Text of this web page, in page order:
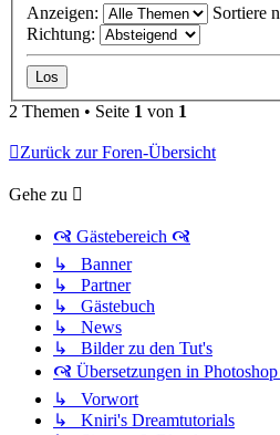
Anzeigen:
Sortiere
Richtung:
2 Themen • Seite 1 von 1
Zurück zur Foren-Übersicht
Gehe zu
🙧 Gästebereich 🙧
↳ Banner
↳ Partner
↳ Gästebuch
↳ News
↳ Bilder zu den Tut's
🙧 Übersetzungen in
↳ Vorwort
↳ Kniri's Dreamtutorials